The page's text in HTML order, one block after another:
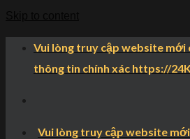
Vui lòng truy cập website mới
thông tin chính xác https://
Vui lòng truy cập website